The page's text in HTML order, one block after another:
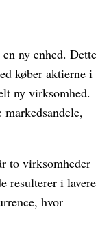
ny enhed. Dette
køber aktierne i
ny virksomhed.
to virksomheder
resulterer i lavere
hvor